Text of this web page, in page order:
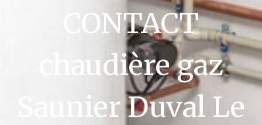
CONTACT
chaudière gaz
Saunier Duval Le